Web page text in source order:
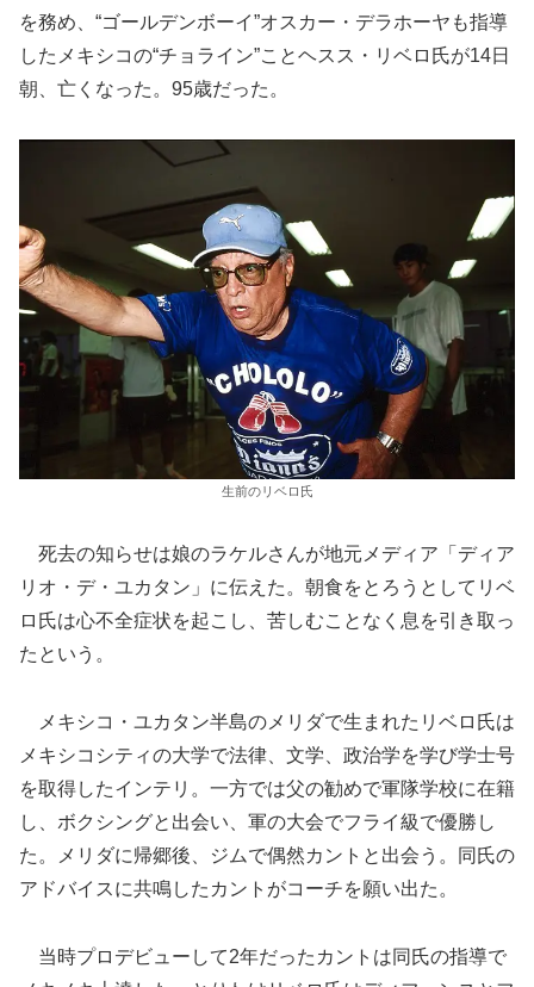
を務め、“ゴールデンボーイ”オスカー・デラホーヤも指導
したメキシコの“チョライン”ことヘスス・リベロ氏が14日
朝、亡くなった。95歳だった。
生前のリベロ氏
死去の知らせは娘のラケルさんが地元メディア「ディア
リオ・デ・ユカタン」に伝えた。朝食をとろうとしてリベ
ロ氏は心不全症状を起こし、苦しむことなく息を引き取っ
たという。
メキシコ・ユカタン半島のメリダで生まれたリベロ氏は
メキシコシティの大学で法律、文学、政治学を学び学士号
を取得したインテリ。一方では父の勧めで軍隊学校に在籍
し、ボクシングと出会い、軍の大会でフライ級で優勝し
た。メリダに帰郷後、ジムで偶然カントと出会う。同氏の
アドバイスに共鳴したカントがコーチを願い出た。
当時プロデビューして2年だったカントは同氏の指導で